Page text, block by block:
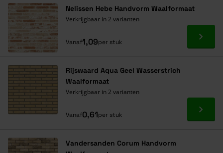
Nelissen Hebe Handvorm Waalformaat
Verkrijgbaar in 2 varianten
Vanaf1,09per stuk Ga
Rijswaard Aqua Geel Wasserstrich
Waalformaat
Verkrijgbaar in 2 varianten
Vanaf0,61per stuk Ga
Vandersanden Corum Handvorm